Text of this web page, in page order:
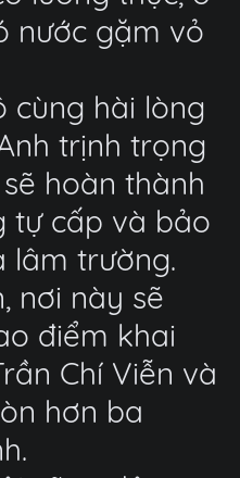
nước gặm vỏ
cùng hài lòng
trịnh trọng
hoàn thành
tự cấp và bảo
lâm trường.
nơi này sẽ
điểm khai
Chí Viễn và
hơn ba